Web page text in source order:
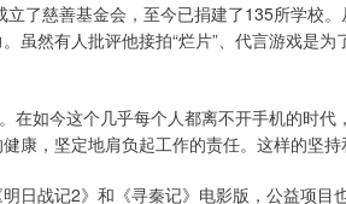
了慈善基金会，至今已捐建了135所学校
虽然有人批评他接拍“烂片”、代言游戏是
在如今这个几乎每个人都离不开手机的时
康，坚定地肩负起工作的责任。这样的坚持
日战记2》和《寻秦记》电影版，公益项